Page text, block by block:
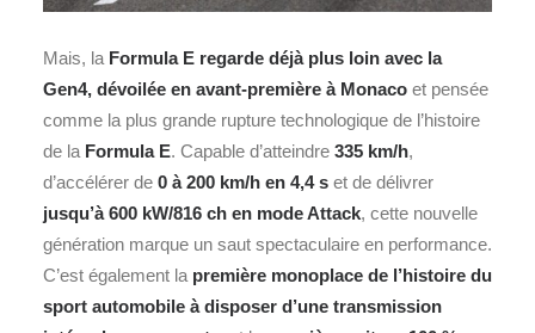
Mais, la Formula E regarde déjà plus loin avec la
Gen4, dévoilée en avant‑première à Monaco et pensée
comme la plus grande rupture technologique de l’histoire
de la Formula E. Capable d’atteindre 335 km/h,
d’accélérer de 0 à 200 km/h en 4,4 s et de délivrer
jusqu’à 600 kW/816 ch en mode Attack, cette nouvelle
génération marque un saut spectaculaire en performance.
C’est également la première monoplace de l’histoire du
sport automobile à disposer d’une transmission